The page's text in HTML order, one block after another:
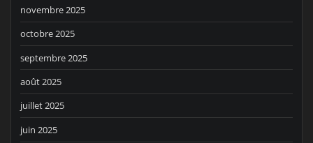
novembre 2025
octobre 2025
septembre 2025
août 2025
juillet 2025
juin 2025